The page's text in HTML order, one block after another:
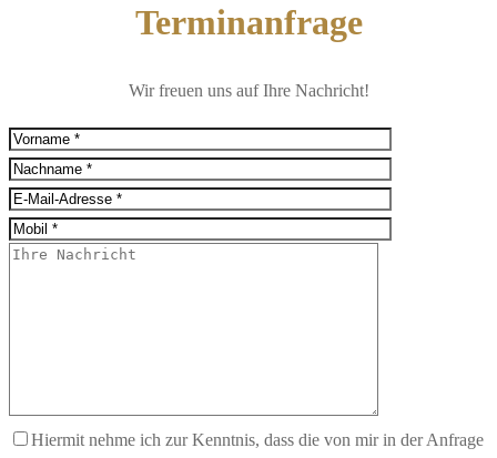
Terminanfrage
Wir freuen uns auf Ihre Nachricht!
Hiermit nehme ich zur Kenntnis, dass die von mir in der Anfrage